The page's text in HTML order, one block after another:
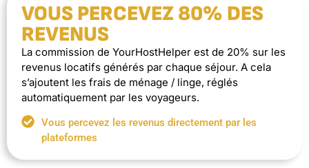
VOUS PERCEVEZ 80% DES
REVENUS
La commission de YourHostHelper est de 20% sur les
revenus locatifs générés par chaque séjour. A cela
s’ajoutent les frais de ménage / linge, réglés
automatiquement par les voyageurs.
Vous percevez les revenus directement par les
plateformes